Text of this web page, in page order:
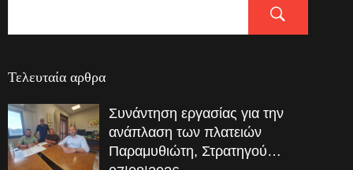
Τελευταία αρθρα
Συνάντηση εργασίας για την
ανάπλαση των πλατειών
Παραμυθιώτη, Στρατηγού…